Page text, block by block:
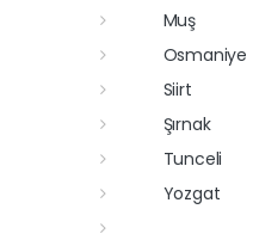
Muş
Osmaniye
Siirt
Şırnak
Tunceli
Yozgat